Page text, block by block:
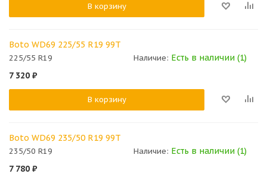
В корзину
Boto WD69 225/55 R19 99T
225/55 R19 Наличие: Есть в наличии (1)
7 320 ₽
В корзину
Boto WD69 235/50 R19 99T
235/50 R19 Наличие: Есть в наличии (1)
7 780 ₽